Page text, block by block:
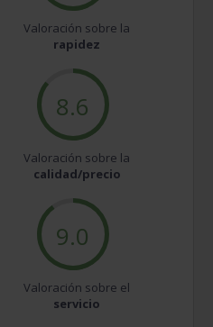
Valoración sobre la
rapidez
8.6
Valoración sobre la
calidad/precio
9.0
Valoración sobre el
servicio